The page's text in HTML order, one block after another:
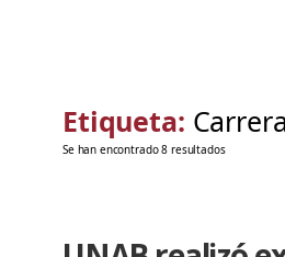
Etiqueta:
Se han encontrado 8 resultados